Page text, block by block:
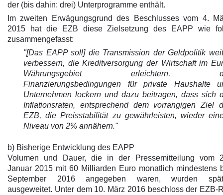
der (bis dahin: drei) Unterprogramme enthält.
Im zweiten Erwägungsgrund des Beschlusses vom 4.
2015 hat die EZB diese Zielsetzung des EAPP wie
zusammengefasst:
"[Das EAPP soll] die Transmission der Geldpolitik
verbessern, die Kreditversorgung der Wirtschaft im
Währungsgebiet erleichtern,
Finanzierungsbedingungen für private Haushalte
Unternehmen lockern und dazu beitragen, dass sich
Inflationsraten, entsprechend dem vorrangigen Ziel
EZB, die Preisstabilität zu gewährleisten, wieder
Niveau von 2% annähern."
b) Bisherige Entwicklung des EAPP
Volumen und Dauer, die in der Pressemitteilung vom
Januar 2015 mit 60 Milliarden Euro monatlich mindestens
September 2016 angegeben waren, wurden
ausgeweitet. Unter dem 10. März 2016 beschloss der EZB-